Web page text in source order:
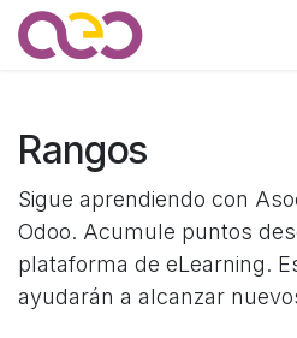
Ir al contenido
Rangos
Sigue aprendiendo con
Odoo. Acumule puntos
plataforma de eLearning.
ayudarán a alcanzar